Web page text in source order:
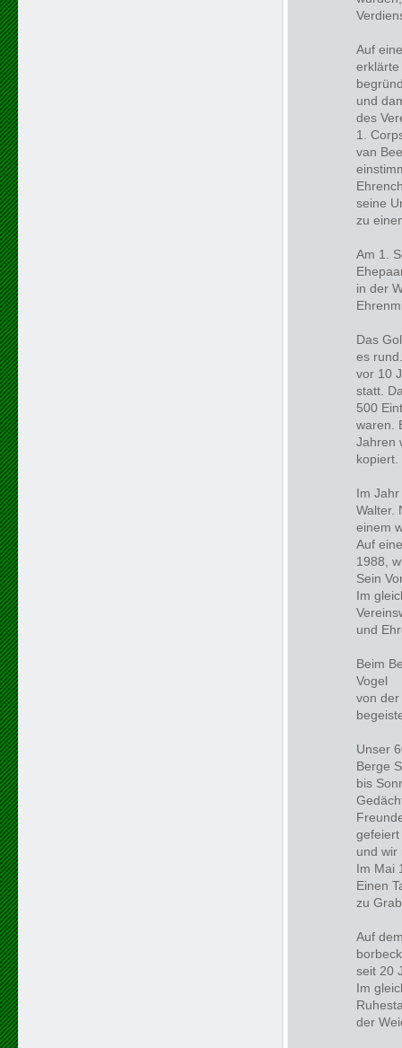
Auf
erklärte
und
des
1.
van
seine
zu
Am 1.
in der
Das
es
vor 10
statt.
500
waren.
Jahren
kopiert.
Im
Walter.
einem
Auf
1988,
Sein
Im
und
Beim
Vogel
von
Unser
Berge
bis
gefeiert
und wir
Im Mai
Einen
zu
Auf
seit 20
Im
der